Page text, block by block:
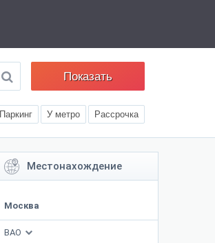
Показать
Паркинг У метро Рассрочка
Местонахождение
Москва
ВАО